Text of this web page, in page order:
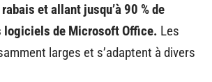
et allant jusqu’à 90 % de
logiciels de Microsoft Office. Les
larges et s’adaptent à divers